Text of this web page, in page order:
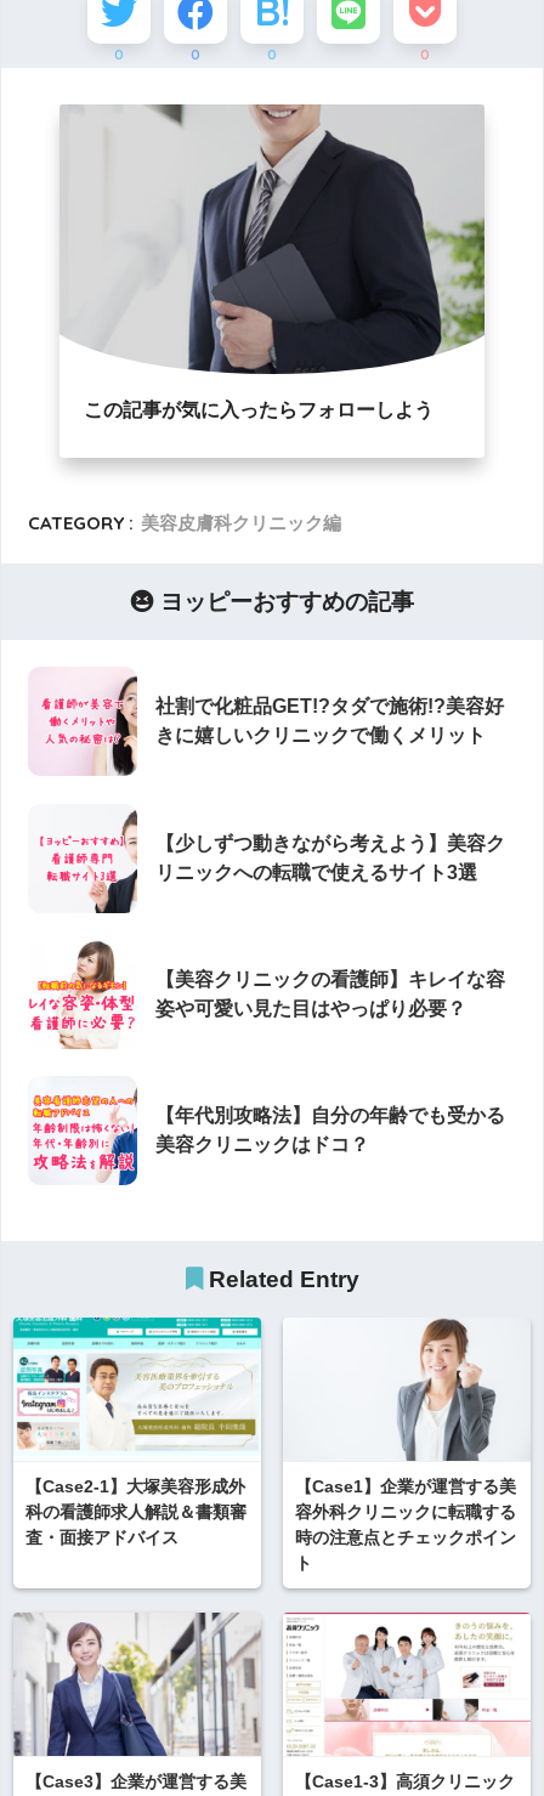
0 0 0 0
この記事が気に入ったらフォローしよう
CATEGORY : 美容皮膚科クリニック編
ヨッピーおすすめの記事
社割で化粧品GET!?タダで施術!?美容好
きに嬉しいクリニックで働くメリット
【少しずつ動きながら考えよう】美容ク
リニックへの転職で使えるサイト3選
【美容クリニックの看護師】キレイな容
姿や可愛い見た目はやっぱり必要？
【年代別攻略法】自分の年齢でも受かる
美容クリニックはドコ？
Related Entry
【Case2-1】大塚美容形成外
科の看護師求人解説＆書類審
査・面接アドバイス
【Case1】企業が運営する美
容外科クリニックに転職する
時の注意点とチェックポイン
ト
【Case3】企業が運営する美
【Case1-3】高須クリニック